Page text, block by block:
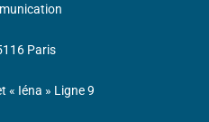
Paris
« Iéna » Ligne 9